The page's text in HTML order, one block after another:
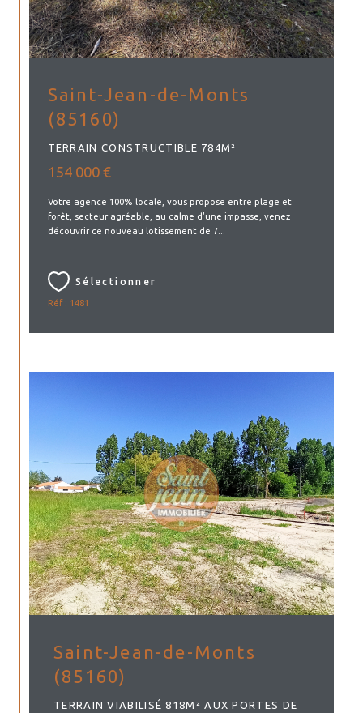
Saint-Jean-de-Monts
(85160)
TERRAIN CONSTRUCTIBLE 784M²
154 000 €
Votre agence 100% locale, vous propose entre plage et
forêt, secteur agréable, au calme d'une impasse, venez
découvrir ce nouveau lotissement de 7...
Sélectionner
Réf : 1481
Saint-Jean-de-Monts
(85160)
TERRAIN VIABILISÉ 818M² AUX PORTES DE